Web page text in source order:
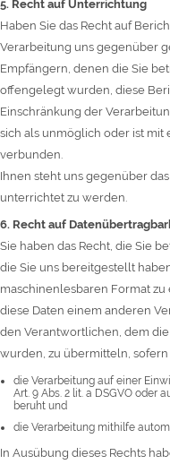
5. Recht auf Unterrichtung
Haben Sie das Recht auf
Verarbeitung uns gegenüber
Empfängern, denen die Sie
offengelegt wurden, diese
Einschränkung der
sich als unmöglich oder ist
verbunden.
Ihnen steht uns gegenüber
unterrichtet zu werden.
6. Recht auf
Sie haben das Recht, die Sie
die Sie uns bereitgestellt
maschinenlesbaren Format zu
diese Daten einem anderen
den Verantwortlichen, dem
wurden, zu übermitteln, sofern
die Verarbeitung auf einer
Art. 9 Abs. 2 lit. a DSGVO oder
beruht und
die Verarbeitung mithilfe
In Ausübung dieses Rechts